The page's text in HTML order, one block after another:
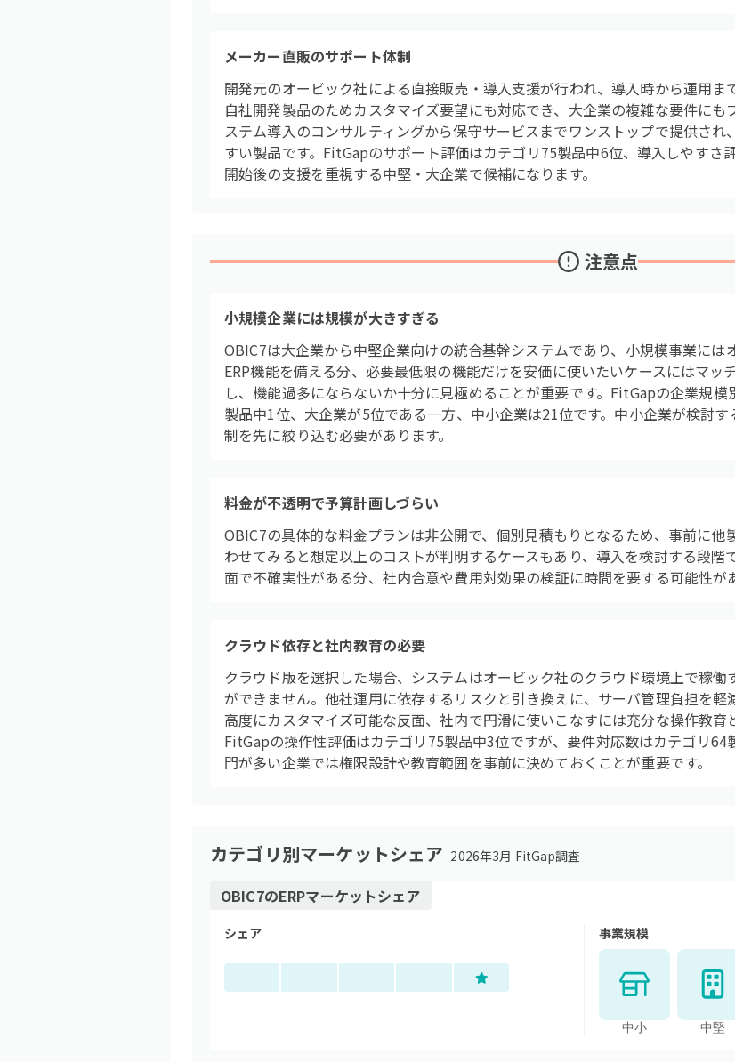
メーカー直販のサポート体制
開発元のオービック社による直接販売・導入支援が行われ、導入時から運用ま
自社開発製品のためカスタマイズ要望にも対応でき、大企業の複雑な要件にも
ステム導入のコンサルティングから保守サービスまでワンストップで提供さ
すい製品です。FitGapのサポート評価はカテゴリ75製品中6位、導入しやすさ
開始後の支援を重視する中堅・大企業で候補になります。
注意点
小規模企業には規模が大きすぎる
OBIC7は大企業から中堅企業向けの統合基幹システムであり、小規模事業には
ERP機能を備える分、必要最低限の機能だけを安価に使いたいケースにはマ
し、機能過多にならないか十分に見極めることが重要です。FitGapの企業規
製品中1位、大企業が5位である一方、中小企業は21位です。中小企業が検討
制を先に絞り込む必要があります。
料金が不透明で予算計画しづらい
OBIC7の具体的な料金プランは非公開で、個別見積もりとなるため、事前に
わせてみると想定以上のコストが判明するケースもあり、導入を検討する段階
面で不確実性がある分、社内合意や費用対効果の検証に時間を要する可能性が
クラウド依存と社内教育の必要
クラウド版を選択した場合、システムはオービック社のクラウド環境上で稼
ができません。他社運用に依存するリスクと引き換えに、サーバ管理負担を軽
高度にカスタマイズ可能な反面、社内で円滑に使いこなすには充分な操作教育
FitGapの操作性評価はカテゴリ75製品中3位ですが、要件対応数はカテゴリ64
門が多い企業では権限設計や教育範囲を事前に決めておくことが重要です。
カテゴリ別マーケットシェア 2026年3月 FitGap調査
OBIC7のERPマーケットシェア
シェア 事業規模
中小 中堅